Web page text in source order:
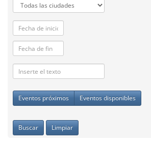
Eventos próximos Eventos disponibles
Buscar Limpiar